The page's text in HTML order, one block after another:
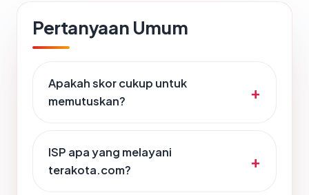
Pertanyaan Umum
Apakah skor cukup untuk
memutuskan?
ISP apa yang melayani
terakota.com?